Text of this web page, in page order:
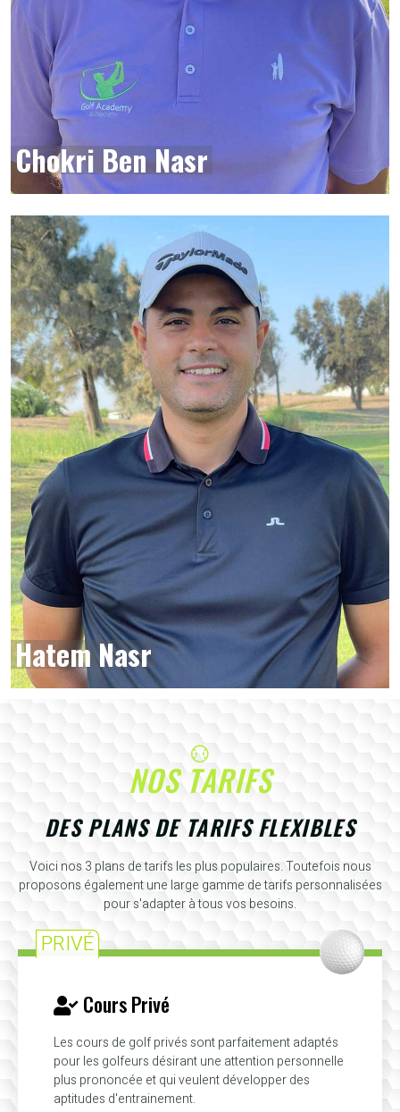
Chokri Ben Nasr
Hatem Nasr
NOS TARIFS
DES PLANS DE TARIFS FLEXIBLES
Voici nos 3 plans de tarifs les plus populaires. Toutefois nous
proposons également une large gamme de tarifs personnalisées
pour s'adapter à tous vos besoins.
PRIVÉ
Cours Privé
Les cours de golf privés sont parfaitement adaptés
pour les golfeurs désirant une attention personnelle
plus prononcée et qui veulent développer des
aptitudes d'entrainement.